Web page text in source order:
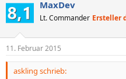
MaxDev
Lt. Commander Ersteller
11. Februar 2015
askling schrieb: